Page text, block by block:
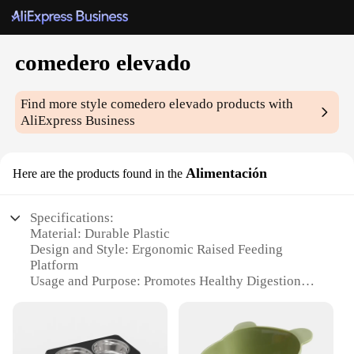
comedero elevado
Find more stylecomedero elevado products with
AliExpress Business
Here are the products found in the Alimentación
Specifications:
Material: Durable Plastic
Design and Style: Ergonomic Raised Feeding
Platform
Usage and Purpose: Promotes Healthy Digestion
Parts and Accessories: Comes with Stainless Steel